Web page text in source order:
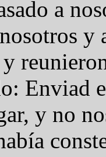
a
Enviad
y no